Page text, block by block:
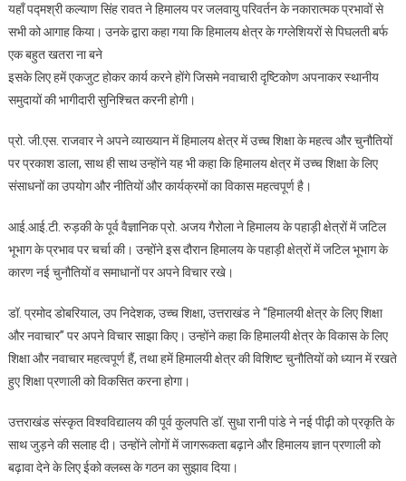
यहाँ पद्मश्री कल्याण सिंह रावत ने हिमालय पर जलवायु परिवर्तन के नकारात्मक प्रभावों से
सभी को आगाह किया। उनके द्वारा कहा गया कि हिमालय क्षेत्र के गग्लेशियरों से पिघलती बर्फ
एक बहुत खतरा ना बने
इसके लिए हमें एकजुट होकर कार्य करने होंगे जिसमे नवाचारी दृष्टिकोण अपनाकर स्थानीय
समुदायों की भागीदारी सुनिश्चित करनी होगी।
प्रो. जी.एस. राजवार ने अपने व्याख्यान में हिमालय क्षेत्र में उच्च शिक्षा के महत्व और चुनौतियों
पर प्रकाश डाला, साथ ही साथ उन्होंने यह भी कहा कि हिमालय क्षेत्र में उच्च शिक्षा के लिए
संसाधनों का उपयोग और नीतियों और कार्यक्रमों का विकास महत्वपूर्ण है।
आई.आई.टी. रुड़की के पूर्व वैज्ञानिक प्रो. अजय गैरोला ने हिमालय के पहाड़ी क्षेत्रों में जटिल
भूभाग के प्रभाव पर चर्चा की। उन्होंने इस दौरान हिमालय के पहाड़ी क्षेत्रों में जटिल भूभाग के
कारण नई चुनौतियों व समाधानों पर अपने विचार रखे।
डॉ. प्रमोद डोबरियाल, उप निदेशक, उच्च शिक्षा, उत्तराखंड ने “हिमालयी क्षेत्र के लिए शिक्षा
और नवाचार” पर अपने विचार साझा किए। उन्होंने कहा कि हिमालयी क्षेत्र के विकास के लिए
शिक्षा और नवाचार महत्वपूर्ण हैं, तथा हमें हिमालयी क्षेत्र की विशिष्ट चुनौतियों को ध्यान में रखते
हुए शिक्षा प्रणाली को विकसित करना होगा।
उत्तराखंड संस्कृत विश्वविद्यालय की पूर्व कुलपति डॉ. सुधा रानी पांडे ने नई पीढ़ी को प्रकृति के
साथ जुड़ने की सलाह दी। उन्होंने लोगों में जागरूकता बढ़ाने और हिमालय ज्ञान प्रणाली को
बढ़ावा देने के लिए ईको क्लब्स के गठन का सुझाव दिया।